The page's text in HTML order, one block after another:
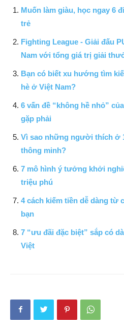
Muốn làm giàu, học ngay 6
trẻ
Fighting League - Giải đấu
Nam với tổng giá trị giải
Bạn có biết xu hướng tìm
hè ở Việt Nam?
6 vấn đề “không hề nhỏ”
gặp phải
Vì sao những người thích ở
thông minh?
7 mô hình ý tưởng khởi
triệu phú
4 cách kiếm tiền dễ dàng từ
bạn
7 “ưu đãi đặc biệt” sắp có
Việt